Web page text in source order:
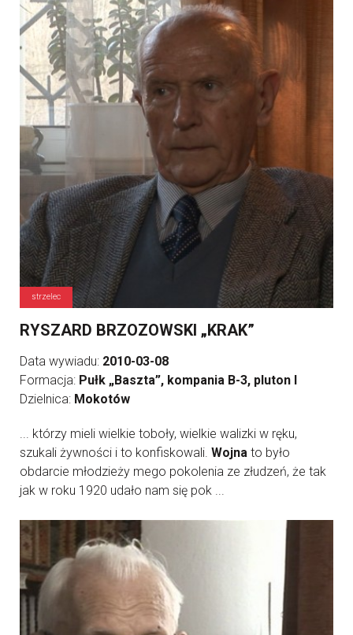
strzelec
RYSZARD BRZOZOWSKI „KRAK”
Data wywiadu: 2010-03-08
Formacja: Pułk „Baszta”, kompania B-3, pluton I
Dzielnica: Mokotów
... którzy mieli wielkie toboły, wielkie walizki w ręku,
szukali żywności i to konfiskowali. Wojna to było
obdarcie młodzieży mego pokolenia ze złudzeń, że tak
jak w roku 1920 udało nam się pok ...